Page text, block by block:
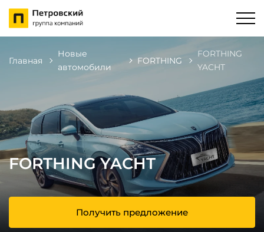
Главная
Новые
автомобили
FORTHING
FORTHING
YACHT
FORTHING YACHT
Получить предложение